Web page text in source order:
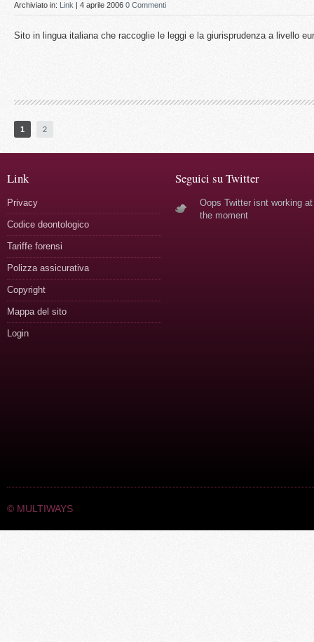
Archiviato in: Link | 4 aprile 2006 0 Commenti
Sito in lingua italiana che raccoglie le leggi e la giurisprudenza a livello
1 2
Link
Privacy
Codice deontologico
Tariffe forensi
Polizza assicurativa
Copyright
Mappa del sito
Login
Seguici su Twitter
Oops Twitter isnt working at
the moment
© MULTIWAYS